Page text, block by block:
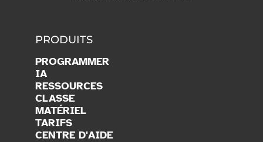
PRODUITS
PROGRAMMER
IA
RESSOURCES
CLASSE
MATÉRIEL
TARIFS
CENTRE D'AIDE